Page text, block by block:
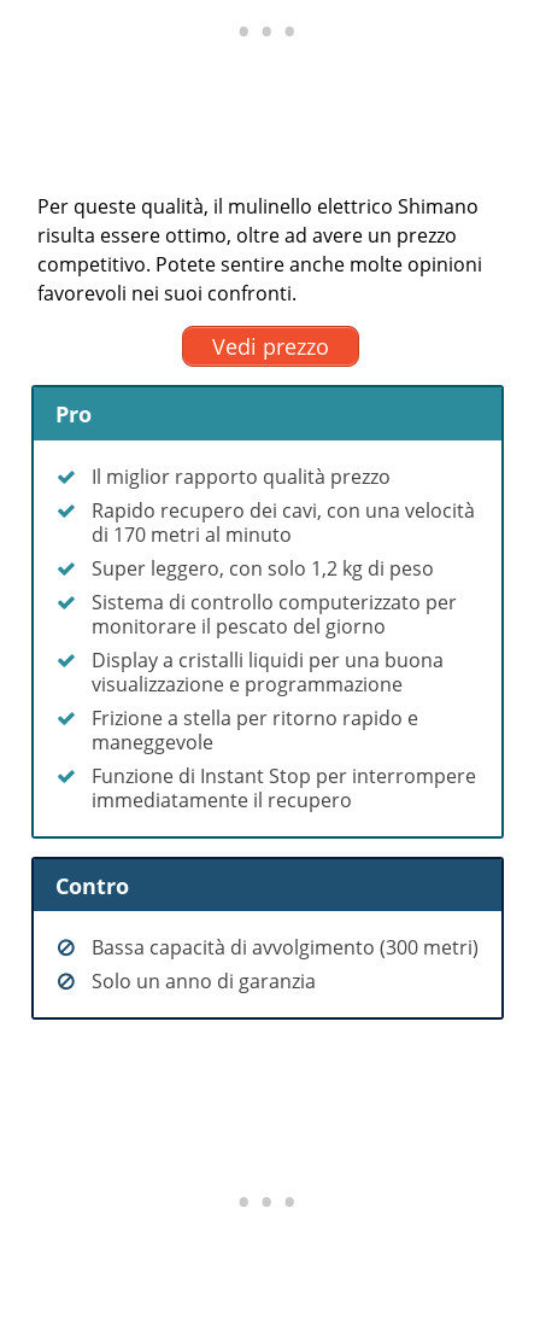
Per queste qualità, il mulinello elettrico Shimano
risulta essere ottimo, oltre ad avere un prezzo
competitivo. Potete sentire anche molte opinioni
favorevoli nei suoi confronti.
Vedi prezzo
Pro
Il miglior rapporto qualità prezzo
Rapido recupero dei cavi, con una velocità
di 170 metri al minuto
Super leggero, con solo 1,2 kg di peso
Sistema di controllo computerizzato per
monitorare il pescato del giorno
Display a cristalli liquidi per una buona
visualizzazione e programmazione
Frizione a stella per ritorno rapido e
maneggevole
Funzione di Instant Stop per interrompere
immediatamente il recupero
Contro
Bassa capacità di avvolgimento (300 metri)
Solo un anno di garanzia